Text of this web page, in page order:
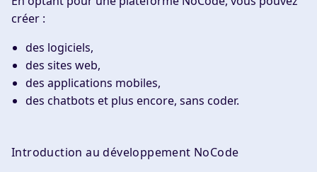
créer :
des logiciels,
des sites web,
des applications mobiles,
des chatbots et plus encore, sans coder.
Introduction au développement NoCode